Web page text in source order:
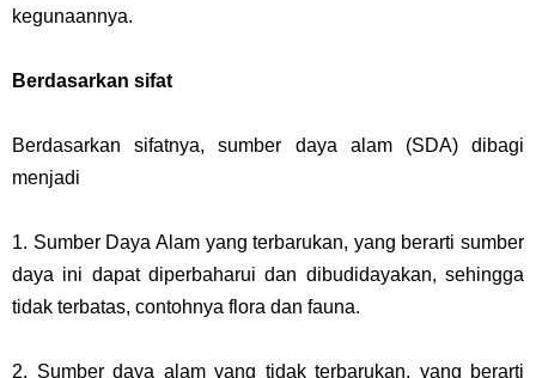
kegunaannya.
Berdasarkan sifat
Berdasarkan sifatnya, sumber daya alam (SDA) dibagi
menjadi
1. Sumber Daya Alam yang terbarukan, yang berarti sumber
daya ini dapat diperbaharui dan dibudidayakan, sehingga
tidak terbatas, contohnya flora dan fauna.
2. Sumber daya alam yang tidak terbarukan, yang berarti